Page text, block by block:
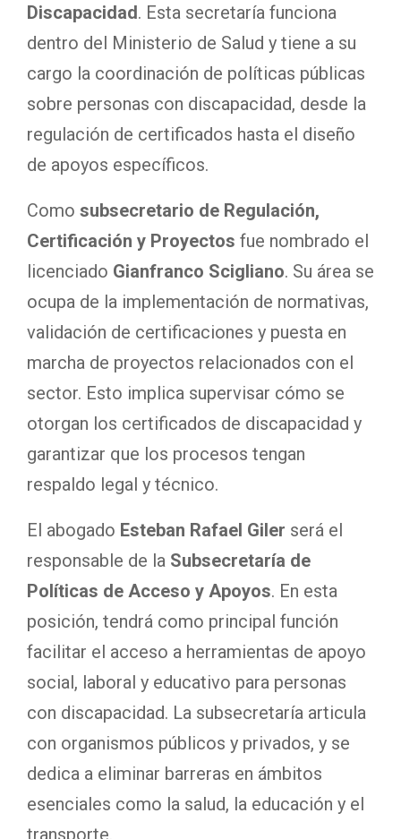
Discapacidad. Esta secretaría funciona
dentro del Ministerio de Salud y tiene a su
cargo la coordinación de políticas públicas
sobre personas con discapacidad, desde la
regulación de certificados hasta el diseño
de apoyos específicos.
Como subsecretario de Regulación,
Certificación y Proyectos fue nombrado el
licenciado Gianfranco Scigliano. Su área se
ocupa de la implementación de normativas,
validación de certificaciones y puesta en
marcha de proyectos relacionados con el
sector. Esto implica supervisar cómo se
otorgan los certificados de discapacidad y
garantizar que los procesos tengan
respaldo legal y técnico.
El abogado Esteban Rafael Giler será el
responsable de la Subsecretaría de
Políticas de Acceso y Apoyos. En esta
posición, tendrá como principal función
facilitar el acceso a herramientas de apoyo
social, laboral y educativo para personas
con discapacidad. La subsecretaría articula
con organismos públicos y privados, y se
dedica a eliminar barreras en ámbitos
esenciales como la salud, la educación y el
transporte.